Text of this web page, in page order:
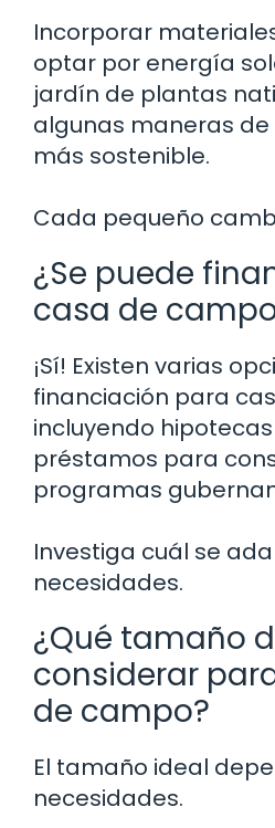
Incorporar
optar por energía
jardín de plantas
algunas maneras
más sostenible.
Cada pequeño
¿Se puede
casa de
¡Sí! Existen varias
financiación para
incluyendo
préstamos para
programas
Investiga cuál se
necesidades.
¿Qué tamaño
considerar
de campo?
El tamaño ideal
necesidades.